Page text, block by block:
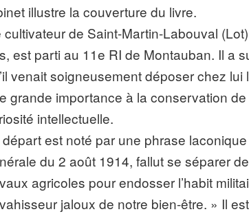
illustre la couverture du livre.
cultivateur de Saint-Martin-Labouval
est parti au 11e RI de Montauban. Il a
venait soigneusement déposer chez
grande importance à la conservation
intellectuelle.
est noté par une phrase
du 2 août 1914, fallut se séparer
agricoles pour endosser l’habit
jaloux de notre bien-être. » Il